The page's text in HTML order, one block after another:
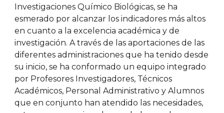
Investigaciones Químico Biológicas, se ha
esmerado por alcanzar los indicadores más altos
en cuanto a la excelencia académica y de
investigación. A través de las aportaciones de las
diferentes administraciones que ha tenido desde
su inicio, se ha conformado un equipo integrado
por Profesores Investigadores, Técnicos
Académicos, Personal Administrativo y Alumnos
que en conjunto han atendido las necesidades,